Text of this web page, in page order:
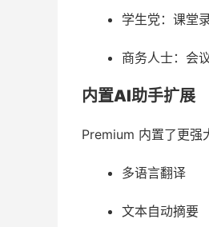
学生党：课堂
商务人士：会
内置AI助手扩展
Premium 内置了更强
多语言翻译
文本自动摘要